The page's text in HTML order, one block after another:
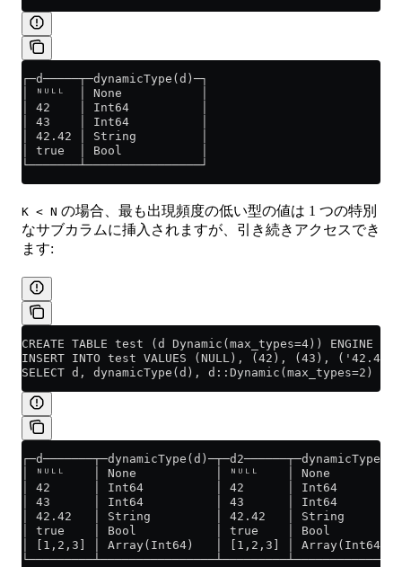
┌─d─────┬─dynamicType(d)─┐
│ ᴺᵁᴸᴸ  │ None           │
│ 42    │ Int64          │
│ 43    │ Int64          │
│ 42.42 │ String         │
│ true  │ Bool           │
└───────┴────────────────┘
K < N の場合、最も出現頻度の低い型の値は 1 つの特別
なサブカラムに挿入されますが、引き続きアクセスでき
ます:
CREATE TABLE test (d Dynamic(max_types=4)) ENGINE =
INSERT INTO test VALUES (NULL), (42), (43),
SELECT d, dynamicType(d), d::Dynamic(max_types=2)
│ ᴺᵁᴸᴸ    │ None           │ ᴺᵁᴸᴸ    │ None
│ 42      │ Int64          │ 42      │ Int64
│ 43      │ Int64          │ 43      │ Int64
│ 42.42   │ String         │ 42.42   │ String
│ true    │ Bool           │ true    │ Bool
│ [1,2,3] │ Array(Int64)   │ [1,2,3] │